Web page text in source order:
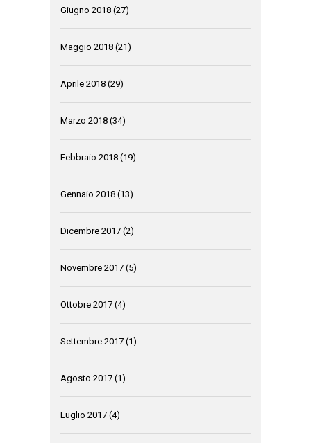
Giugno 2018 (27)
Maggio 2018 (21)
Aprile 2018 (29)
Marzo 2018 (34)
Febbraio 2018 (19)
Gennaio 2018 (13)
Dicembre 2017 (2)
Novembre 2017 (5)
Ottobre 2017 (4)
Settembre 2017 (1)
Agosto 2017 (1)
Luglio 2017 (4)